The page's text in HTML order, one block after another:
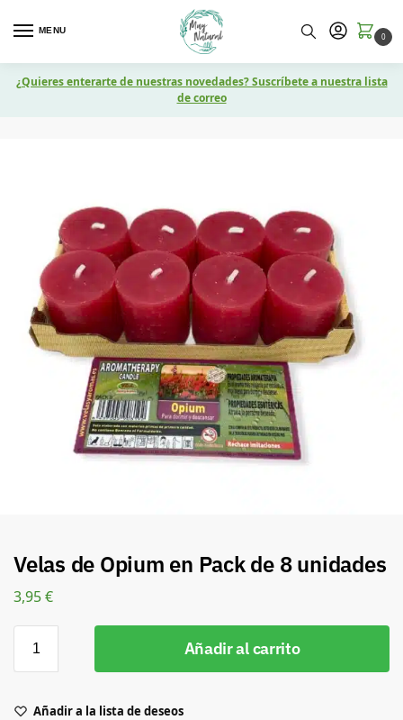
MENU
0
¿Quieres enterarte de nuestras novedades? Suscríbete a nuestra lista
de correo
Velas de Opium en Pack de 8 unidades
3,95€
Añadir al carrito
Añadir a la lista de deseos